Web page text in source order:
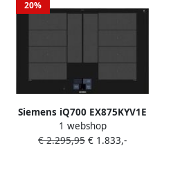
Kookplaten | EX875LEC1E
20%
Siemens iQ700 EX875KYV1E
Zwart Ingebouwd 80 cm
Inductiekookplaat zones
1 webshop
€ 2.295,95 € 1.833,-